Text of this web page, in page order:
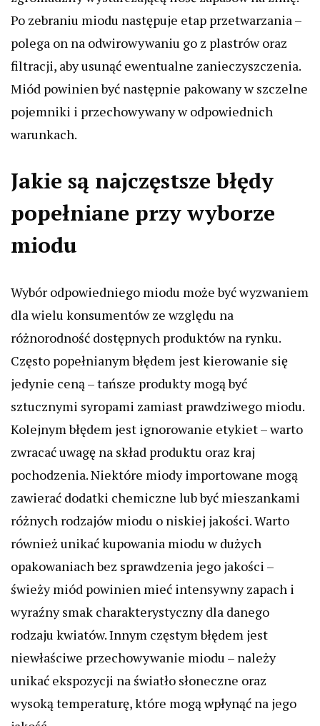
Po zebraniu miodu następuje etap przetwarzania –
polega on na odwirowywaniu go z plastrów oraz
filtracji, aby usunąć ewentualne zanieczyszczenia.
Miód powinien być następnie pakowany w szczelne
pojemniki i przechowywany w odpowiednich
warunkach.
Jakie są najczęstsze błędy
popełniane przy wyborze
miodu
Wybór odpowiedniego miodu może być wyzwaniem
dla wielu konsumentów ze względu na
różnorodność dostępnych produktów na rynku.
Często popełnianym błędem jest kierowanie się
jedynie ceną – tańsze produkty mogą być
sztucznymi syropami zamiast prawdziwego miodu.
Kolejnym błędem jest ignorowanie etykiet – warto
zwracać uwagę na skład produktu oraz kraj
pochodzenia. Niektóre miody importowane mogą
zawierać dodatki chemiczne lub być mieszankami
różnych rodzajów miodu o niskiej jakości. Warto
również unikać kupowania miodu w dużych
opakowaniach bez sprawdzenia jego jakości –
świeży miód powinien mieć intensywny zapach i
wyraźny smak charakterystyczny dla danego
rodzaju kwiatów. Innym częstym błędem jest
niewłaściwe przechowywanie miodu – należy
unikać ekspozycji na światło słoneczne oraz
wysoką temperaturę, które mogą wpłynąć na jego